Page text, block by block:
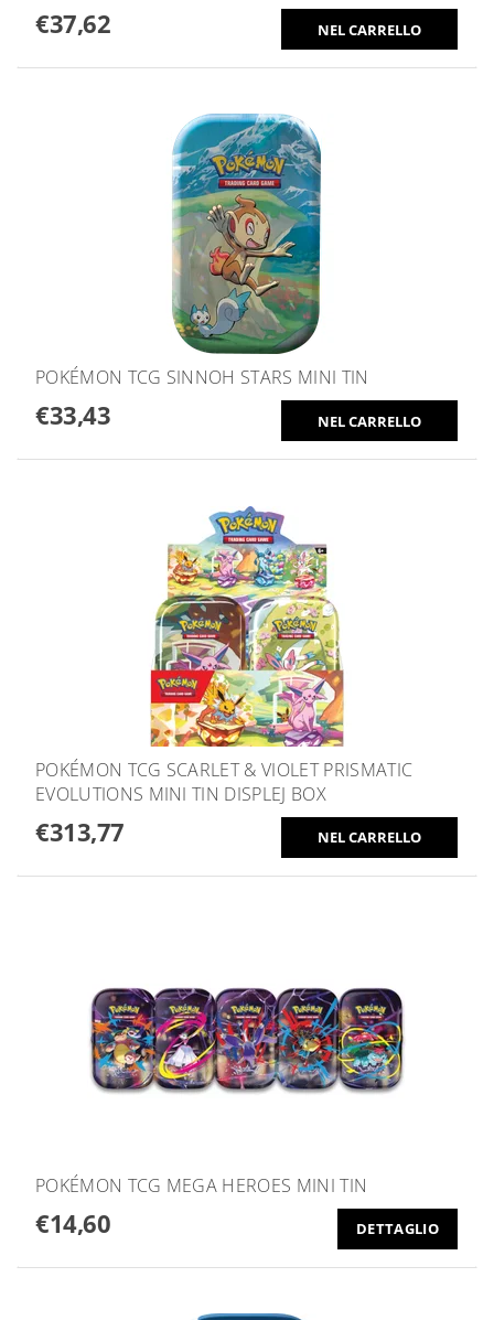
€37,62
POKÉMON TCG SINNOH STARS MINI TIN
€33,43
POKÉMON TCG SCARLET & VIOLET PRISMATIC
EVOLUTIONS MINI TIN DISPLEJ BOX
€313,77
POKÉMON TCG MEGA HEROES MINI TIN
€14,60 DETTAGLIO